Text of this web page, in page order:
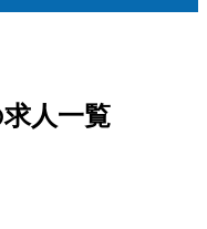
人一覧